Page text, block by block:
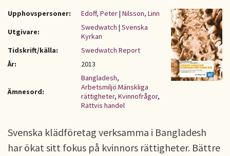
Upphovspersoner: Edoff, Peter| Nilsson, Linn
Utgivare:
Swedwatch | Svenska
Kyrkan
Tidskrift/källa:
Swedwatch Report
År:
2013
Ämnesord:
Bangladesh,
Arbetsmiljö.Mänskliga
rättigheter, Kvinnofrågor,
Rättvis handel
Svenska klädföretag verksamma i Bangladesh
har ökat sitt fokus på kvinnors rättigheter. Bättre